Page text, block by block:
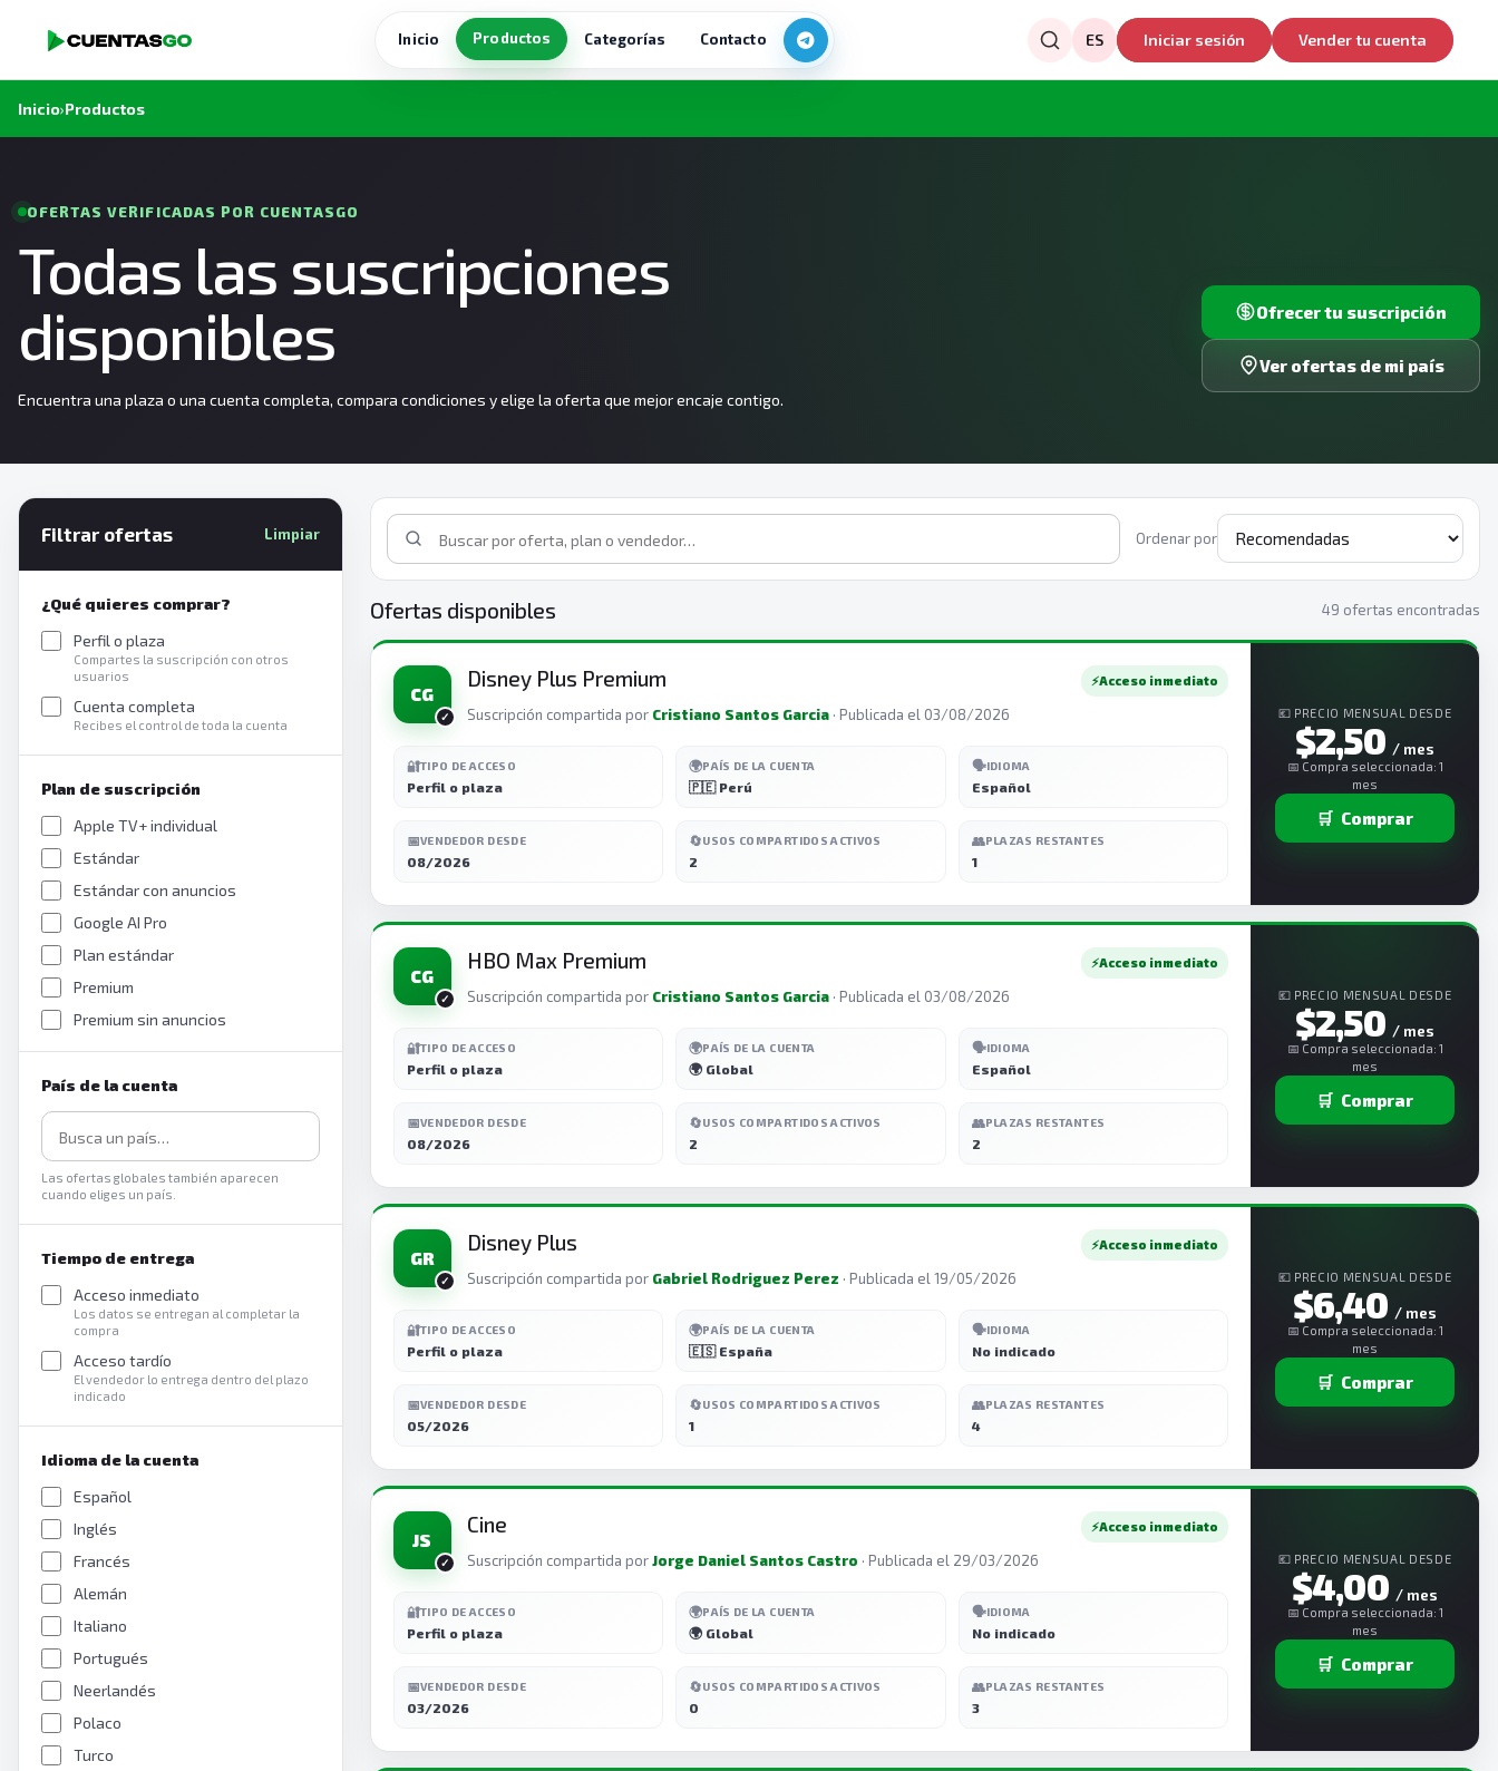
Inicio Productos Categorías Contacto ES Iniciar sesión Vender tu cuenta
Inicio›Productos
OFERTAS VERIFICADAS POR CUENTASGO
Todas las suscripciones
disponibles
Encuentra una plaza o una cuenta completa, compara condiciones y elige la oferta que mejor encaje contigo.
Ofrecer tu suscripción
Ver ofertas de mi país
Filtrar ofertas Limpiar
¿Qué quieres comprar?
Perfil o plaza
Compartes la suscripción con otros
usuarios
Cuenta completa
Recibes el control de toda la cuenta
Plan de suscripción
Apple TV+ individual
Estándar
Estándar con anuncios
Google AI Pro
Plan estándar
Premium
Premium sin anuncios
País de la cuenta
Las ofertas globales también aparecen
cuando eliges un país.
Tiempo de entrega
Acceso inmediato
Los datos se entregan al completar la
compra
Acceso tardío
El vendedor lo entrega dentro del plazo
indicado
Idioma de la cuenta
Español
Inglés
Francés
Alemán
Italiano
Portugués
Neerlandés
Polaco
Turco
Ordenar por
Ofertas disponibles 49 ofertas encontradas
CG
Disney Plus Premium ⚡Acceso inmediato
Suscripción compartida por Cristiano Santos Garcia · Publicada el 03/08/2026
🔐TIPO DE ACCESO
Perfil o plaza
🌍PAÍS DE LA CUENTA
🇵🇪 Perú
🗣️IDIOMA
Español
📅VENDEDOR DESDE
08/2026
🔄USOS COMPARTIDOS ACTIVOS
2
👥PLAZAS RESTANTES
1
💶 PRECIO MENSUAL DESDE
$2,50 / mes
📅 Compra seleccionada: 1
mes
🛒 Comprar
CG
HBO Max Premium ⚡Acceso inmediato
Suscripción compartida por Cristiano Santos Garcia · Publicada el 03/08/2026
🔐TIPO DE ACCESO
Perfil o plaza
🌍PAÍS DE LA CUENTA
🌍 Global
🗣️IDIOMA
Español
📅VENDEDOR DESDE
08/2026
🔄USOS COMPARTIDOS ACTIVOS
2
👥PLAZAS RESTANTES
2
💶 PRECIO MENSUAL DESDE
$2,50 / mes
📅 Compra seleccionada: 1
mes
🛒 Comprar
GR
Disney Plus ⚡Acceso inmediato
Suscripción compartida por Gabriel Rodriguez Perez · Publicada el 19/05/2026
🔐TIPO DE ACCESO
Perfil o plaza
🌍PAÍS DE LA CUENTA
🇪🇸 España
🗣️IDIOMA
No indicado
📅VENDEDOR DESDE
05/2026
🔄USOS COMPARTIDOS ACTIVOS
1
👥PLAZAS RESTANTES
4
💶 PRECIO MENSUAL DESDE
$6,40 / mes
📅 Compra seleccionada: 1
mes
🛒 Comprar
JS
Cine ⚡Acceso inmediato
Suscripción compartida porJorge Daniel Santos Castro · Publicada el 29/03/2026
🔐TIPO DE ACCESO
Perfil o plaza
🌍PAÍS DE LA CUENTA
🌍 Global
🗣️IDIOMA
No indicado
📅VENDEDOR DESDE
03/2026
🔄USOS COMPARTIDOS ACTIVOS
0
👥PLAZAS RESTANTES
3
💶 PRECIO MENSUAL DESDE
$4,00 / mes
📅 Compra seleccionada: 1
mes
🛒 Comprar